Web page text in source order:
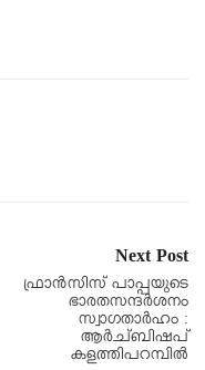
Next Post
ഫ്രാൻസിസ് പാപ്പയുടെ
ഭാരതസന്ദർശനം
സ്വാഗതാർഹം :
ആർച്ബിഷപ്
കളത്തിപറമ്പിൽ